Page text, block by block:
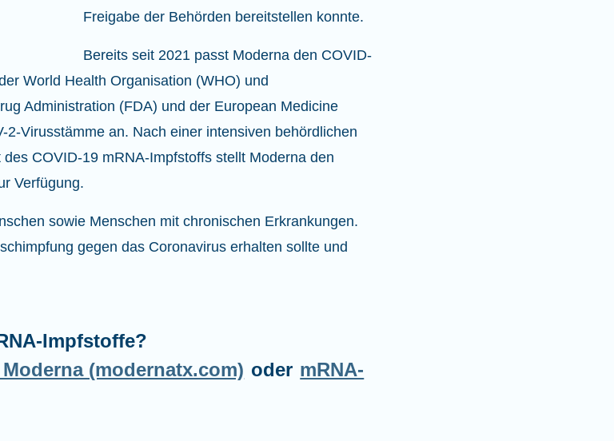
Freigabe der Behörden bereitstellen konnte.
Bereits seit 2021 passt Moderna den COVID-
World Health Organisation (WHO) und
Administration (FDA) und der European Medicine
Virusstämme an. Nach einer intensiven behördlichen
COVID-19 mRNA-Impfstoffs stellt Moderna den
Verfügung.
sowie Menschen mit chronischen Erkrankungen.
gegen das Coronavirus erhalten sollte und
Impfstoffe?
(modernatx.com) oder mRNA-